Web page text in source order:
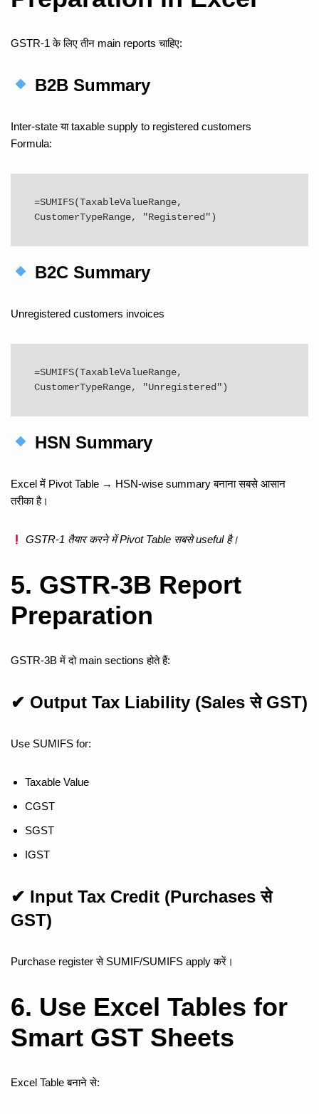
GSTR-1 के लिए तीन main reports चाहिए:
B2B Summary
Inter-state या taxable supply to registered customers
Formula:
=SUMIFS(TaxableValueRange,
B2C Summary
Unregistered customers invoices
=SUMIFS(TaxableValueRange,
HSN Summary
Excel में Pivot Table → HSN-wise summary बनाना सबसे आसान
तरीका है।
GSTR-1 तैयार करने में Pivot Table सबसे useful है।
5. GSTR-3B Report
Preparation
GSTR-3B में दो main sections होते हैं:
✔ Output Tax Liability (Sales से GST)
Use SUMIFS for:
Taxable Value
CGST
SGST
IGST
✔ Input Tax Credit (Purchases से
GST)
Purchase register से SUMIF/SUMIFS apply करें।
6. Use Excel Tables for
Smart GST Sheets
Excel Table बनाने से: